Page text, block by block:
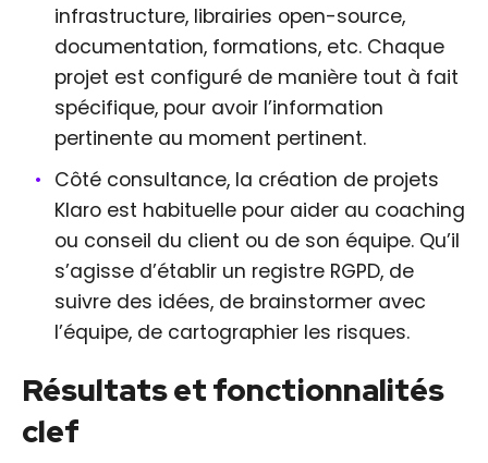
infrastructure, librairies open-source,
documentation, formations, etc. Chaque
projet est configuré de manière tout à fait
spécifique, pour avoir l’information
pertinente au moment pertinent.
Côté consultance, la création de projets
Klaro est habituelle pour aider au coaching
ou conseil du client ou de son équipe. Qu’il
s’agisse d’établir un registre RGPD, de
suivre des idées, de brainstormer avec
l’équipe, de cartographier les risques.
Résultats et fonctionnalités
clef